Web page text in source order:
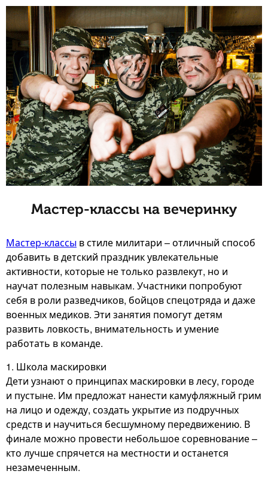
Мастер-классы на вечеринку
Мастер-классы в стиле милитари – отличный способ
добавить в детский праздник увлекательные
активности, которые не только развлекут, но и
научат полезным навыкам. Участники попробуют
себя в роли разведчиков, бойцов спецотряда и даже
военных медиков. Эти занятия помогут детям
развить ловкость, внимательность и умение
работать в команде.
1. Школа маскировки
Дети узнают о принципах маскировки в лесу, городе
и пустыне. Им предложат нанести камуфляжный грим
на лицо и одежду, создать укрытие из подручных
средств и научиться бесшумному передвижению. В
финале можно провести небольшое соревнование –
кто лучше спрячется на местности и останется
незамеченным.